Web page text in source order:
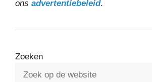
ons advertentiebeleid.
Zoeken